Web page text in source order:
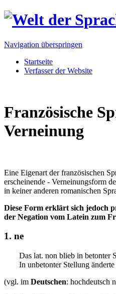
Navigation überspringen
Startseite
Verfasser der Website
Französische
Verneinung
Eine Eigenart der französischen
erscheinende - Verneinungsform
in keiner anderen romanischen
Diese Form erklärt sich jedoch
der Negation vom Latein zum
1. ne
Das lat. non blieb in betonter
In unbetonter Stellung
(vgl. im Deutschen: hochdeutsch